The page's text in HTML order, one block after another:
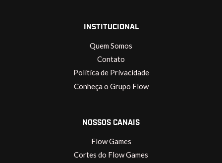
INSTITUCIONAL
Quem Somos
Contato
Política de Privacidade
Conheça o Grupo Flow
NOSSOS CANAIS
Flow Games
Cortes do Flow Games